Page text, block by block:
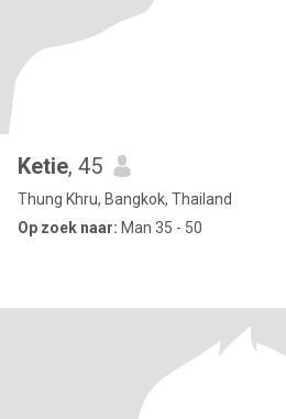
Ketie, 45
Thung Khru, Bangkok, Thailand
Op zoek naar: Man 35 - 50